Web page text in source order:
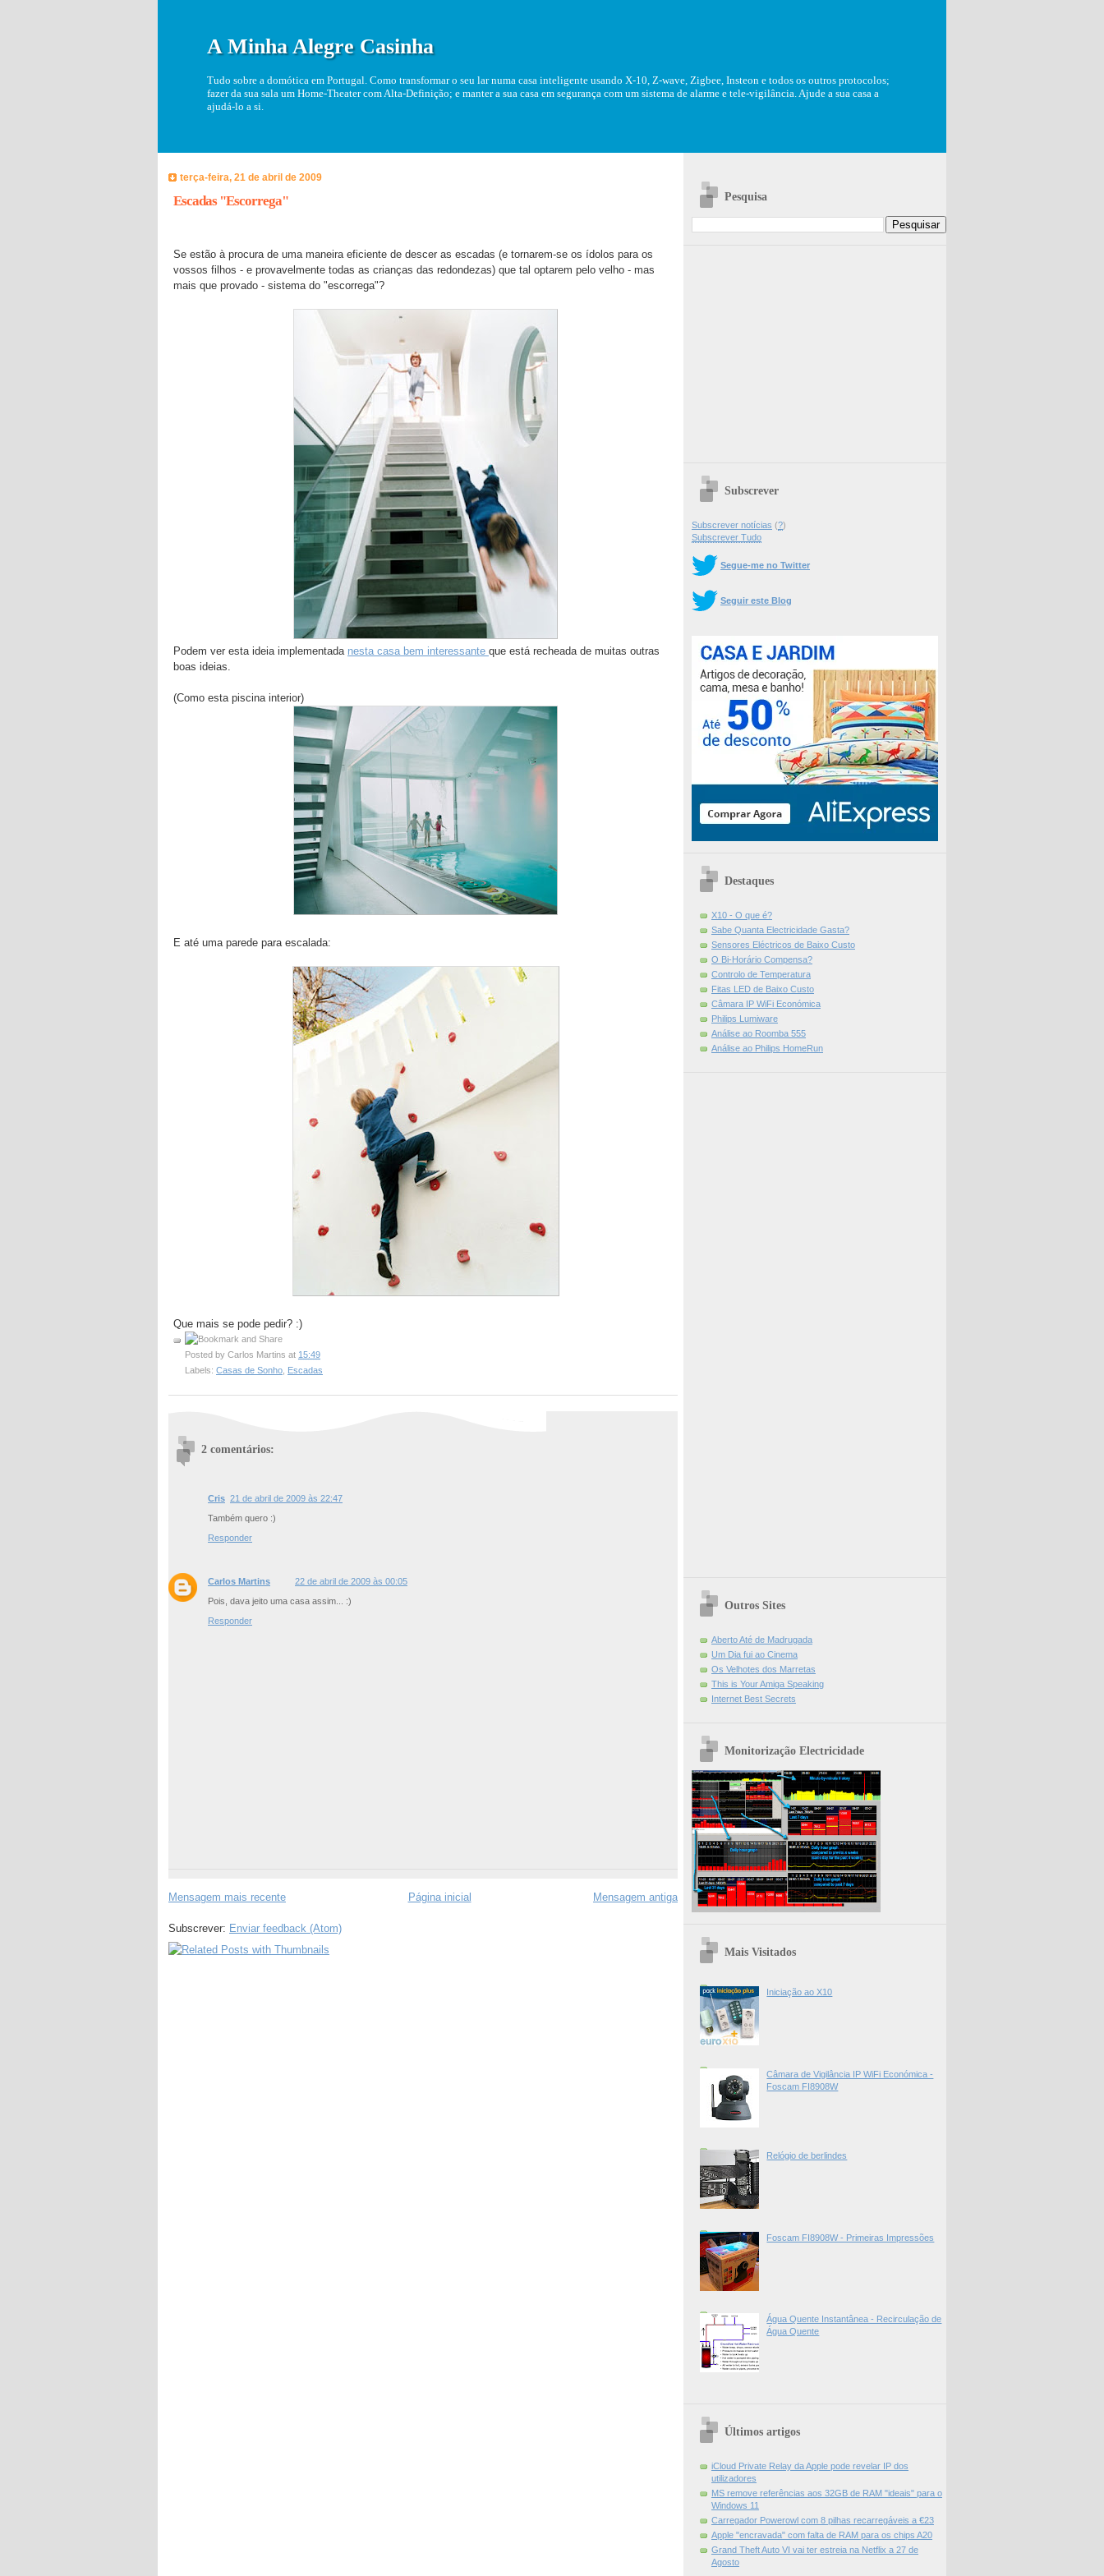
A Minha Alegre Casinha
Tudo sobre a domótica em Portugal. Como transformar o seu lar numa casa inteligente usando X-10, Z-wave, Zigbee, Insteon e todos os outros protocolos;
fazer da sua sala um Home-Theater com Alta-Definição; e manter a sua casa em segurança com um sistema de alarme e tele-vigilância. Ajude a sua casa a
ajudá-lo a si.
terça-feira, 21 de abril de 2009
Escadas "Escorrega"
Se estão à procura de uma maneira eficiente de descer as escadas (e tornarem-se os ídolos para os
vossos filhos - e provavelmente todas as crianças das redondezas) que tal optarem pelo velho - mas
mais que provado - sistema do "escorrega"?
Podem ver esta ideia implementada nesta casa bem interessante que está recheada de muitas outras
boas ideias.
(Como esta piscina interior)
E até uma parede para escalada:
Que mais se pode pedir? :)
Posted by Carlos Martins at 15:49
Labels: Casas de Sonho, Escadas
2 comentários:
Cris 21 de abril de 2009 às 22:47
Também quero :)
Responder
Carlos Martins
22 de abril de 2009 às 00:05
Pois, dava jeito uma casa assim... :)
Responder
Mensagem mais recente Mensagem antiga
Página inicial
Subscrever: Enviar feedback (Atom)
Pesquisa
Subscrever
Subscrever notícias (?)
Subscrever Tudo
Segue-me no Twitter
Seguir este Blog
Destaques
X10 - O que é?
Sabe Quanta Electricidade Gasta?
Sensores Eléctricos de Baixo Custo
O Bi-Horário Compensa?
Controlo de Temperatura
Fitas LED de Baixo Custo
Câmara IP WiFi Económica
Philips Lumiware
Análise ao Roomba 555
Análise ao Philips HomeRun
Outros Sites
Aberto Até de Madrugada
Um Dia fui ao Cinema
Os Velhotes dos Marretas
This is Your Amiga Speaking
Internet Best Secrets
Monitorização Electricidade
Mais Visitados
Iniciação ao X10
Câmara de Vigilância IP WiFi Económica -
Foscam FI8908W
Relógio de berlindes
Foscam FI8908W - Primeiras Impressões
Água Quente Instantânea - Recirculação de
Água Quente
Últimos artigos
iCloud Private Relay da Apple pode revelar IP dos
utilizadores
MS remove referências aos 32GB de RAM "ideais" para o
Windows 11
Carregador Powerowl com 8 pilhas recarregáveis a €23
Apple "encravada" com falta de RAM para os chips A20
Grand Theft Auto VI vai ter estreia na Netflix a 27 de
Agosto